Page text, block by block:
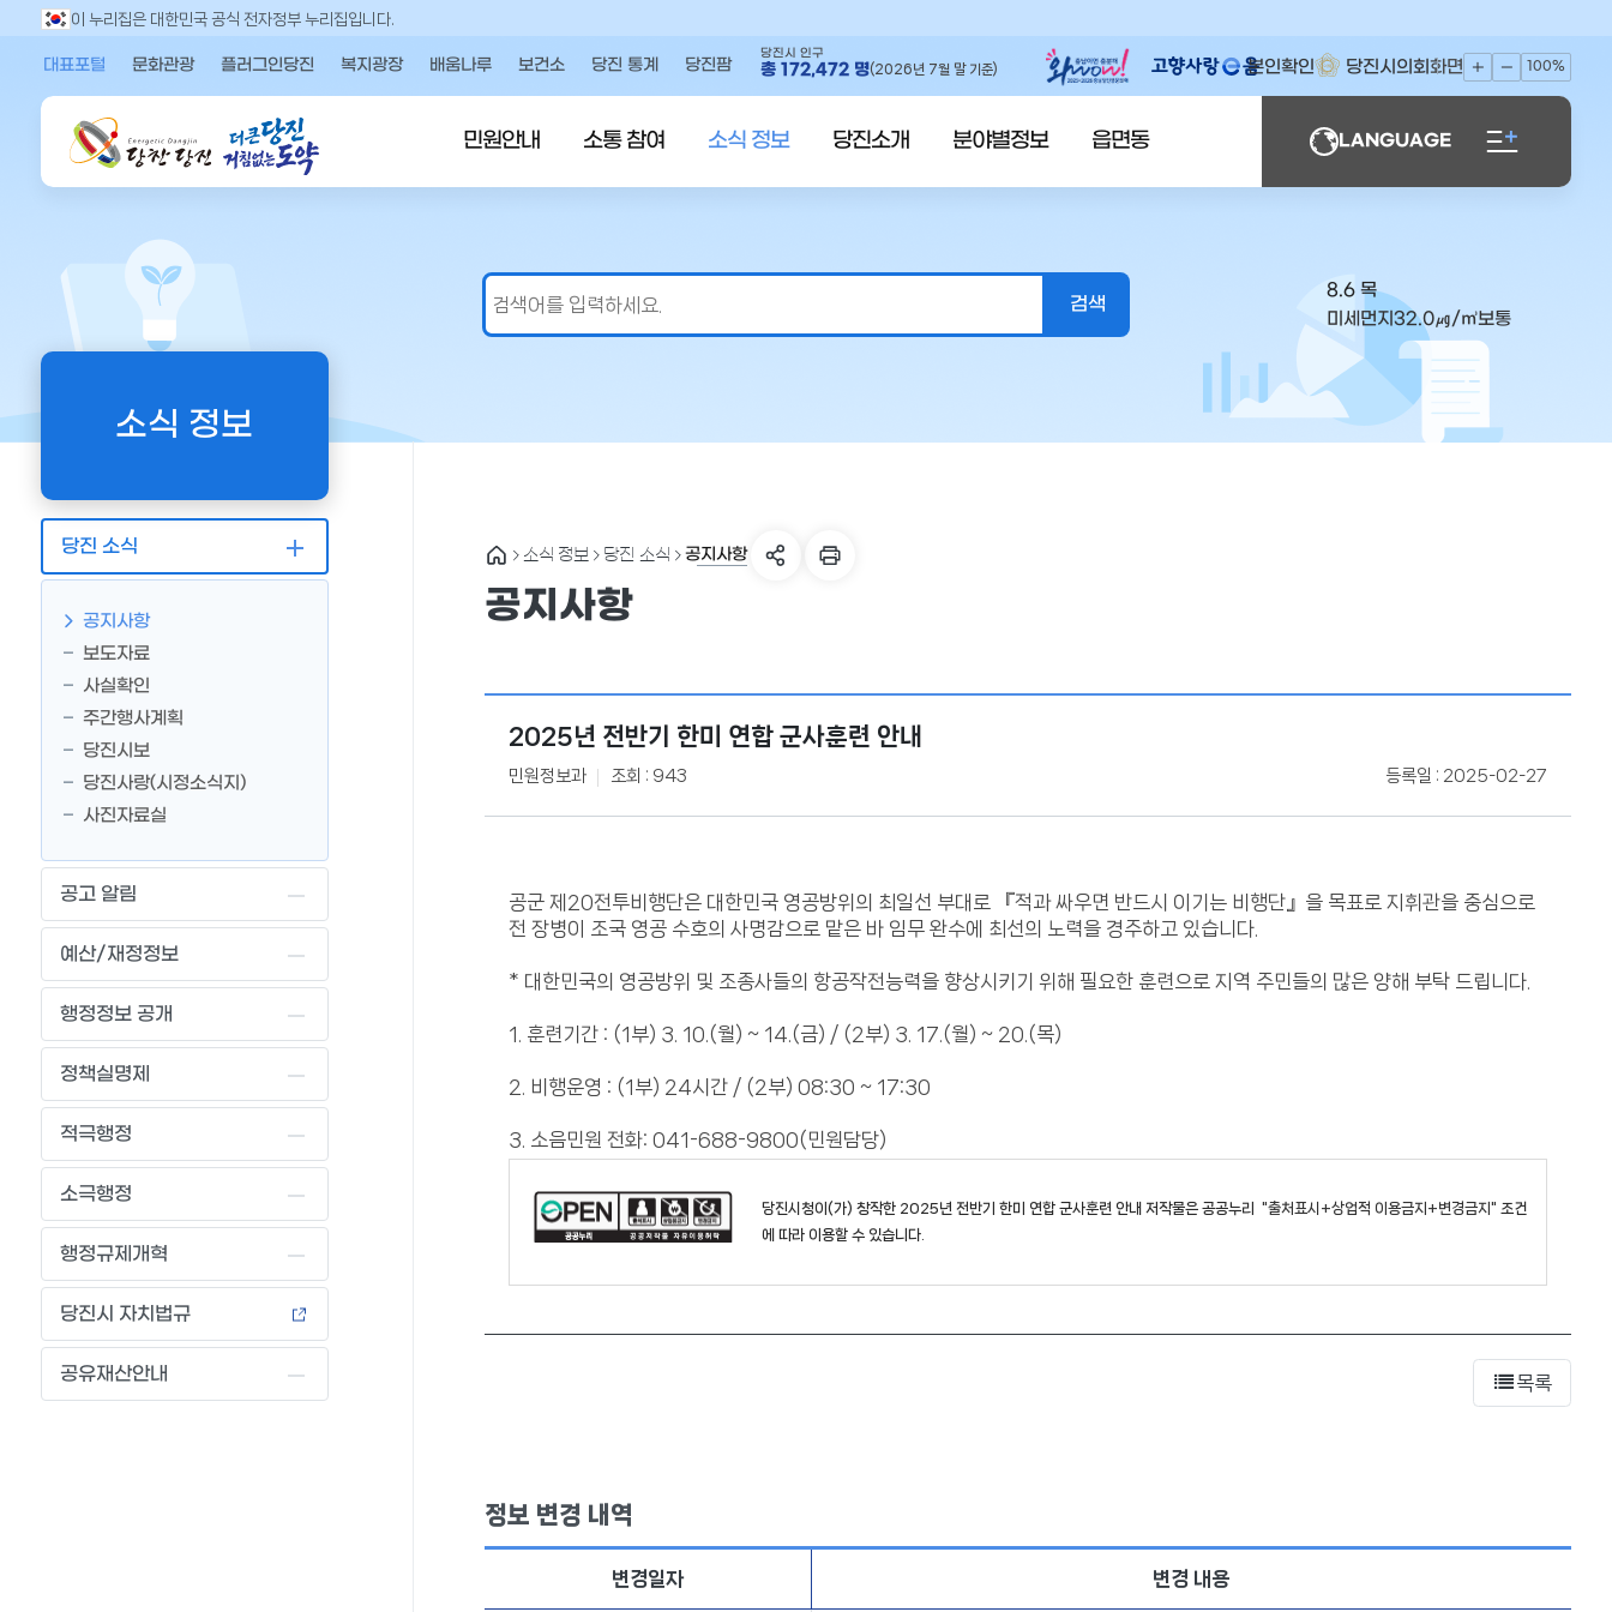
이 누리집은 대한민국 공식 전자정부 누리집입니다.
대표포털 문화관광 플러그인당진 복지광장 배움나루 보건소 당진 통계 당진팜
당진시 인구
총 172,472 명(2026년 7월 말 기준) 본인확인 당진시의회화면 100%
민원안내 소통 참여 소식 정보 당진소개 분야별정보 읍면동 LANGUAGE
8.6 목
미세먼지32.0㎍/㎥보통
소식 정보
당진 소식
공지사항
보도자료
사실확인
주간행사계획
당진시보
당진사랑(시정소식지)
사진자료실
공고 알림
예산/재정정보
행정정보 공개
정책실명제
적극행정
소극행정
행정규제개혁
당진시 자치법규
공유재산안내
소식 정보 당진 소식 공지사항
공지사항
2025년 전반기 한미 연합 군사훈련 안내
민원정보과 조회 : 943 등록일 : 2025-02-27
공군 제20전투비행단은 대한민국 영공방위의 최일선 부대로 『적과 싸우면 반드시 이기는 비행단』을 목표로 지휘관을 중심으로
전 장병이 조국 영공 수호의 사명감으로 맡은 바 임무 완수에 최선의 노력을 경주하고 있습니다.
* 대한민국의 영공방위 및 조종사들의 항공작전능력을 향상시키기 위해 필요한 훈련으로 지역 주민들의 많은 양해 부탁 드립니다.
1. 훈련기간 : (1부) 3. 10.(월) ~ 14.(금) / (2부) 3. 17.(월) ~ 20.(목)
2. 비행운영 : (1부) 24시간 / (2부) 08:30 ~ 17:30
3. 소음민원 전화: 041-688-9800(민원담당)
당진시청이(가) 창작한 2025년 전반기 한미 연합 군사훈련 안내 저작물은 공공누리 "출처표시+상업적 이용금지+변경금지" 조건
에 따라 이용할 수 있습니다.
목록
정보 변경 내역
변경일자 변경 내용